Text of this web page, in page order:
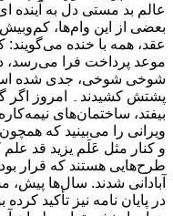
عالم بد مستی دل به آینده
بعضی از این وام‌ها،
عقد، همه با خنده
موعد پرداخت فرا می‌رسد،
شوخی شوخی، جدی شده
پشتش کشیدند۔ امروز اگر
بیفتد، ساختمان‌های
ویرانی را می‌بینید که
و کنار مثل عَلَم یزید قد علم
طرح‌هایی هستند که قرار
آبادانی شدند. سال‌ها
در پایان نامه نیز تأکید